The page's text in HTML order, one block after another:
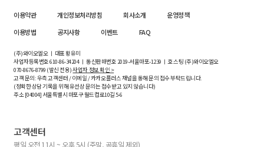
이용약관 개인정보처리방침 회사소개
운영정책
이용방법
공지사항 이벤트 FAQ
(주)와이오엘오 ㅣ 대표 황유미
사업자등록번호610-86-34204ㅣ 통신판매번호 2019-서울마포-1239 ㅣ 호스팅 (주)와이오엘오
070-8676-8799 (발신 전용)사업자 정보 확인 >
고객 문의: 우측 고객센터 / 이메일 / 카카오플러스 채널을 통해 문의 접수 부탁드립니다.
(정확한 상담 기록을 위해 유선상 문의는 접수받고 있지 않습니다)
주소 [04004] 서울특별시 마포구 월드컵로10길5-6
고객센터
평일 오전 11시 ~ 오후 5시 (주말, 공휴일 제외)